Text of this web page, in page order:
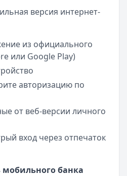
версия интернет-
из официального
или Google Play)
авторизацию по
от веб-версии личного
вход через отпечаток
банка